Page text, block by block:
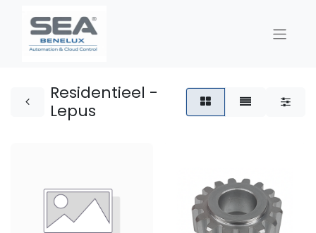
Residentieel -
Lepus